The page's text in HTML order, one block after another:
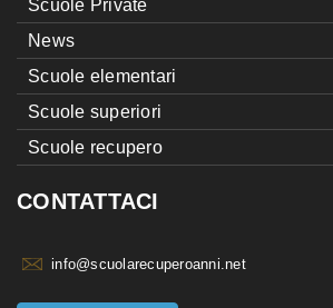
Scuole Private
News
Scuole elementari
Scuole superiori
Scuole recupero
CONTATTACI
info@scuolarecuperoanni.net